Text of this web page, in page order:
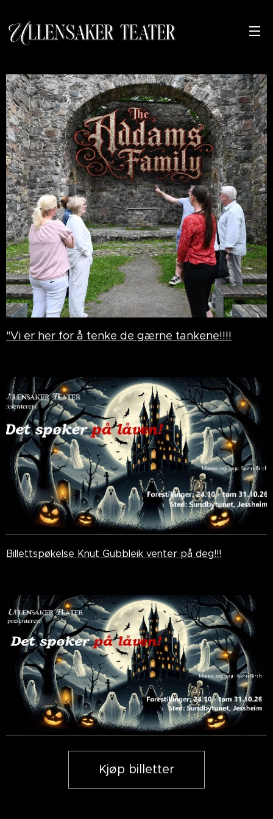
"Vi er her for å tenke de gærne tankene!!!!
Billettspøkelse Knut Gubbleik venter på deg!!!
Kjøp billetter